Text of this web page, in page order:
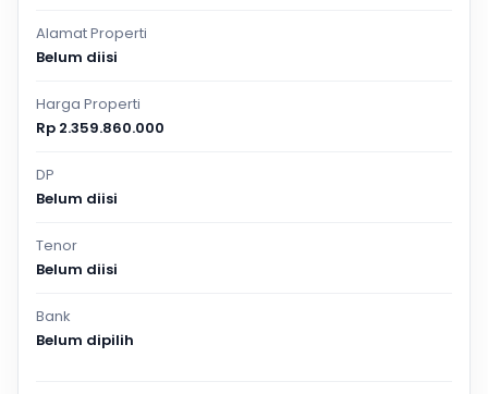
Alamat Properti
Belum diisi
Harga Properti
Rp 2.359.860.000
DP
Belum diisi
Tenor
Belum diisi
Bank
Belum dipilih